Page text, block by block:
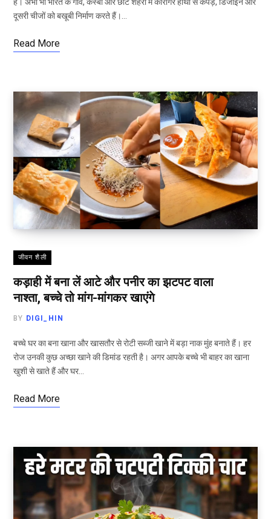
दूसरी चीजों को बखूबी निर्माण करते हैं।…
Read More
जीवन शैली
कड़ाही में बना लें आटे और पनीर का झटपट वाला
नाश्ता, बच्चे तो मांग-मांगकर खाएंगे
BY DIGI_HIN
बच्चे घर का बना खाना और खासतौर से रोटी सब्जी खाने में बड़ा नाक मुंह बनाते हैं। हर
रोज उनकी कुछ अच्छा खाने की डिमांड रहती है। अगर आपके बच्चे भी बाहर का खाना
खुशी से खाते हैं और घर…
Read More